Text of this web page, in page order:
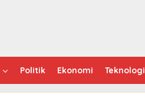
Politik Ekonomi Teknologi